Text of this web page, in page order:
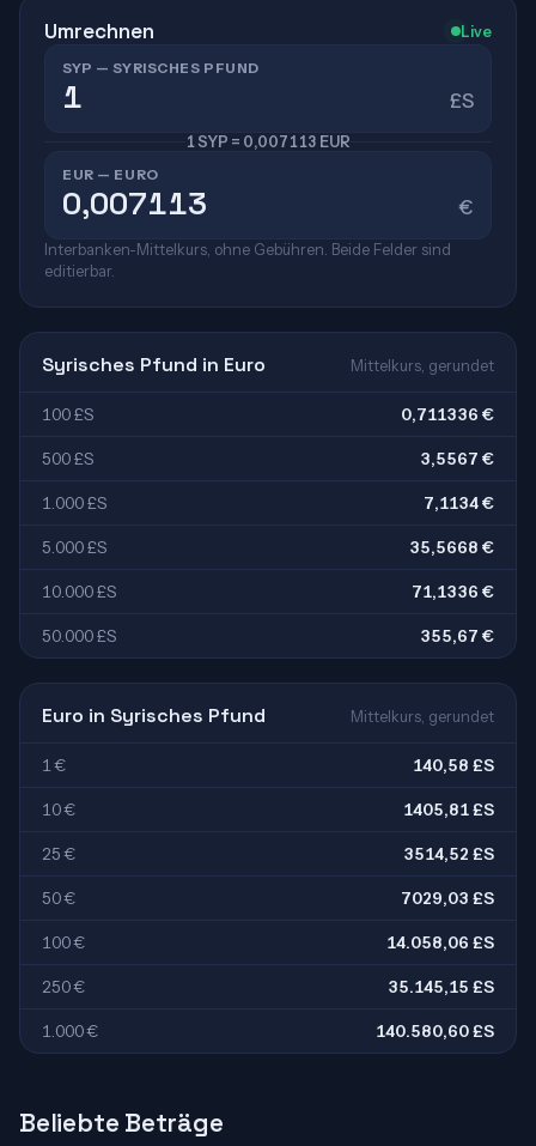
Umrechnen Live
SYP — SYRISCHES PFUND
£S
1 SYP = 0,007113 EUR
EUR — EURO
€
Interbanken-Mittelkurs, ohne Gebühren. Beide Felder sind
editierbar.
Syrisches Pfund in Euro Mittelkurs, gerundet
100 £S 0,711336 €
500 £S 3,5567 €
1.000 £S 7,1134 €
5.000 £S 35,5668 €
10.000 £S 71,1336 €
50.000 £S 355,67 €
Euro in Syrisches Pfund Mittelkurs, gerundet
1 € 140,58 £S
10 € 1405,81 £S
25 € 3514,52 £S
50 € 7029,03 £S
100 € 14.058,06 £S
250 € 35.145,15 £S
1.000 € 140.580,60 £S
Beliebte Beträge